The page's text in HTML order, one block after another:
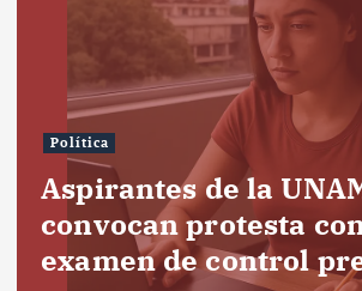
Política
Aspirantes de la
convocan protesta
examen de control